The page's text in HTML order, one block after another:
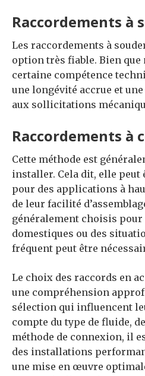
Raccordements à
Les raccordements à
option très fiable. Bien que
certaine compétence
une longévité accrue et
aux sollicitations
Raccordements à
Cette méthode est
installer. Cela dit, elle peut
pour des applications à
de leur facilité
généralement choisis
domestiques ou des
fréquent peut être
Le choix des raccords en
une compréhension
sélection qui influencent
compte du type de fluide,
méthode de connexion, il
des installations
une mise en œuvre